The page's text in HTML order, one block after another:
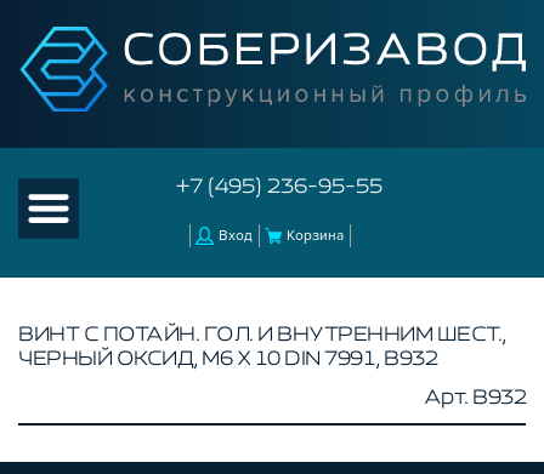
+7 (495) 236-95-55
Вход Корзина
КАТАЛОГ ТОВАРОВ
КОНСТРУКЦИОННЫЙ ПРОФИЛЬ
КОМПЛЕКТУЮЩИЕ К ЧПУ
ВИНТ С ПОТАЙН. ГОЛ. И ВНУТРЕННИМ ШЕСТ.,
ЧЕРНЫЙ ОКСИД, М6 Х 10 DIN 7991, B932
Арт. B932